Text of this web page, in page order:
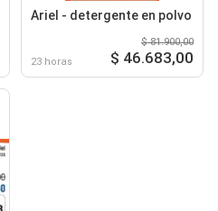
Ariel - detergente en polvo
23 horas
$ 81.900,00
$ 46.683,00